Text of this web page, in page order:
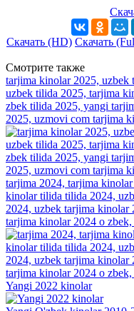
Скачать (HD) Скачать
Смотрите также
tarjima kinolar 2025,
uzbek tilida 2025, tarjima
zbek tilida 2025, yangi
2025, uzmovi com tarjima
tarjima 2024, tarjima
kinolar tilida tilida 2024,
2024, uzbek tarjima
tarjima kinolar 2024 o
Yangi 2022 kinolar